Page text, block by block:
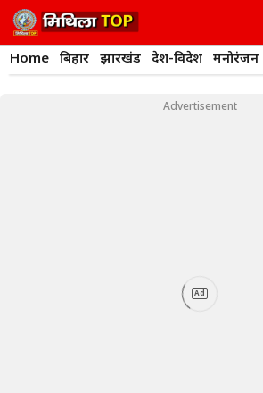
Skip
to
content
Home बिहार झारखंड देश-विदेश मनोरंजन
Advertisement
Ad